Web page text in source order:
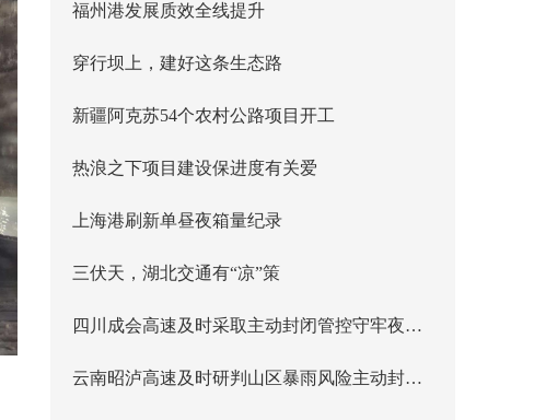
福州港发展质效全线提升
穿行坝上，建好这条生态路
新疆阿克苏54个农村公路项目开工
热浪之下项目建设保进度有关爱
上海港刷新单昼夜箱量纪录
三伏天，湖北交通有“凉”策
四川成会高速及时采取主动封闭管控守牢夜间安全防线
云南昭泸高速及时研判山区暴雨风险主动封闭管控